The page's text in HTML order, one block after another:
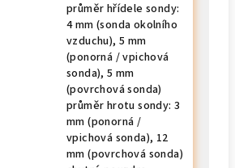
průměr hřídele sondy:
4 mm (sonda okolního
vzduchu), 5 mm
(ponorná / vpichová
sonda), 5 mm
(povrchová sonda)
průměr hrotu sondy: 3
mm (ponorná /
vpichová sonda), 12
mm (povrchová sonda)